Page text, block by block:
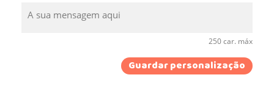
250 car. máx
Guardar personalização